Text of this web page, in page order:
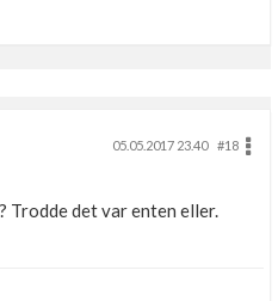
05.05.2017 23.40
#18
Trodde det var enten eller.